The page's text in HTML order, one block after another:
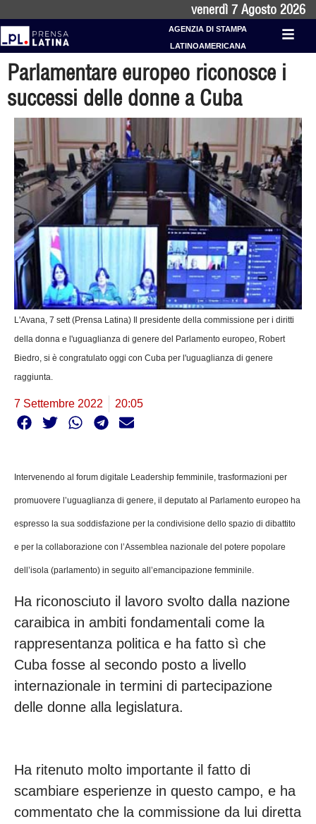
venerdì 7 Agosto 2026
AGENZIA DI STAMPA
LATINOAMERICANA
Parlamentare europeo riconosce i
successi delle donne a Cuba
L'Avana, 7 sett (Prensa Latina) Il presidente della commissione per i diritti
della donna e l'uguaglianza di genere del Parlamento europeo, Robert
Biedro, si è congratulato oggi con Cuba per l'uguaglianza di genere
raggiunta.
7 Settembre 2022 20:05
Intervenendo al forum digitale Leadership femminile, trasformazioni per
promuovere l’uguaglianza di genere, il deputato al Parlamento europeo ha
espresso la sua soddisfazione per la condivisione dello spazio di dibattito
e per la collaborazione con l’Assemblea nazionale del potere popolare
dell’isola (parlamento) in seguito all’emancipazione femminile.
Ha riconosciuto il lavoro svolto dalla nazione
caraibica in ambiti fondamentali come la
rappresentanza politica e ha fatto sì che
Cuba fosse al secondo posto a livello
internazionale in termini di partecipazione
delle donne alla legislatura.
Ha ritenuto molto importante il fatto di
scambiare esperienze in questo campo, e ha
commentato che la commissione da lui diretta